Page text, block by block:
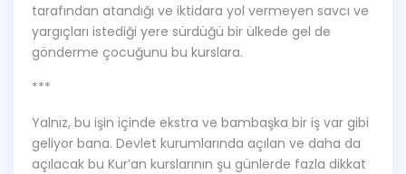
tarafından atandığı ve iktidara yol vermeyen savcı ve
yargıçları istediği yere sürdüğü bir ülkede gel de
gönderme çocuğunu bu kurslara.
***
Yalnız, bu işin içinde ekstra ve bambaşka bir iş var gibi
geliyor bana. Devlet kurumlarında açılan ve daha da
açılacak bu Kur’an kurslarının şu günlerde fazla dikkat